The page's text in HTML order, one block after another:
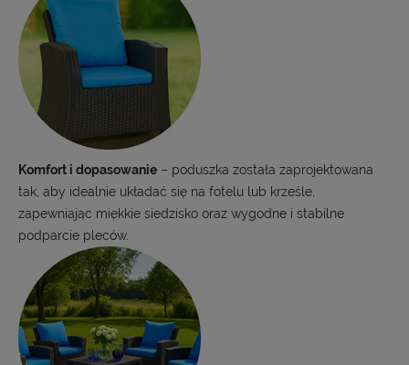
Komfort i dopasowanie – poduszka została zaprojektowana
tak, aby idealnie układać się na fotelu lub krześle,
zapewniając miękkie siedzisko oraz wygodne i stabilne
podparcie pleców.